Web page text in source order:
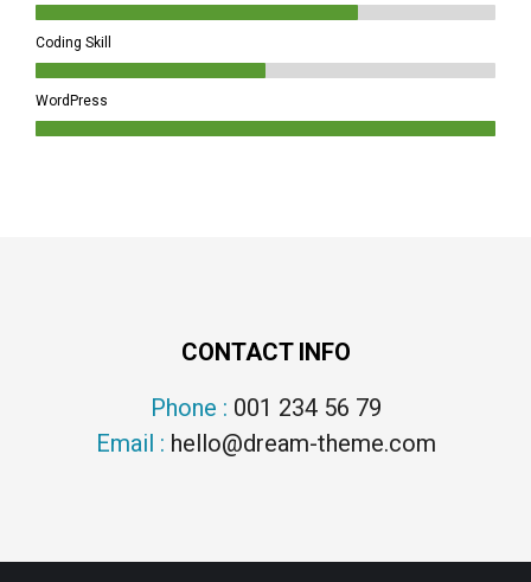
Coding Skill
WordPress
CONTACT INFO
Phone : 001 234 56 79
Email : hello@dream-theme.com